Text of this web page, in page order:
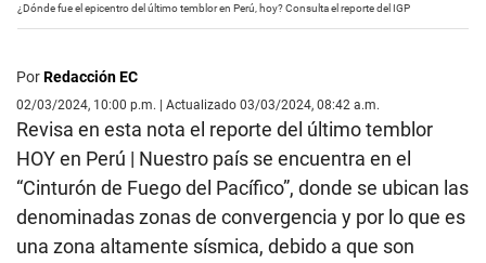
¿Dónde fue el epicentro del último temblor en Perú, hoy? Consulta el reporte del IGP
PorRedacción EC
02/03/2024, 10:00 p.m. | Actualizado 03/03/2024, 08:42 a.m.
Revisa en esta nota el reporte del último temblor
HOY en Perú | Nuestro país se encuentra en el
“Cinturón de Fuego del Pacífico”, donde se ubican las
denominadas zonas de convergencia y por lo que es
una zona altamente sísmica, debido a que son